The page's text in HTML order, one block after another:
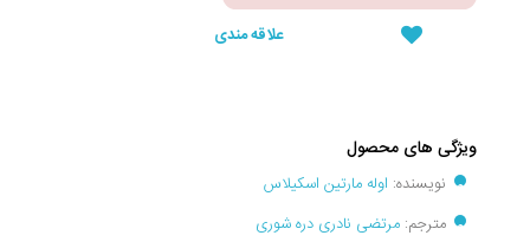
علاقه مندی
ویژگی های محصول
نویسنده: اوله مارتین اسکیلاس
مترجم: مرتضی نادری دره شوری